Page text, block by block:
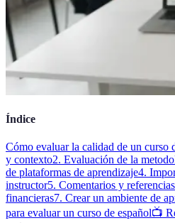
Índice
Cómo evaluar la calidad de un curso
y contexto2. Evaluación de la
de plataformas de aprendizaje4.
instructor5. Comentarios y referencias
financieras7. Crear un ambiente de
para evaluar un curso de español📺